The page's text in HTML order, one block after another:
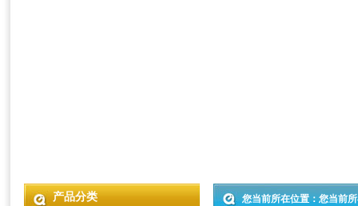
产品分类 您当前所在位置：您当前